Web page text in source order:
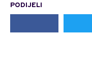
PODIJELI